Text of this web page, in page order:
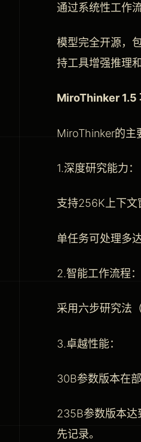
通过系统性工作
模型完全开源，
持工具增强推理
MiroThinker 1.5
MiroThinker的主
1.深度研究能力：
支持256K上下文
单任务可处理多
2.智能工作流程：
采用六步研究法
3.卓越性能：
30B参数版本在
235B参数版本
先记录。